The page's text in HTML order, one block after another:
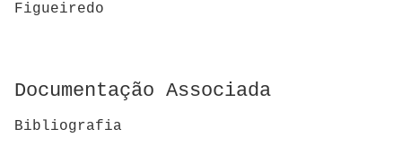
Figueiredo
Documentação Associada
Bibliografia